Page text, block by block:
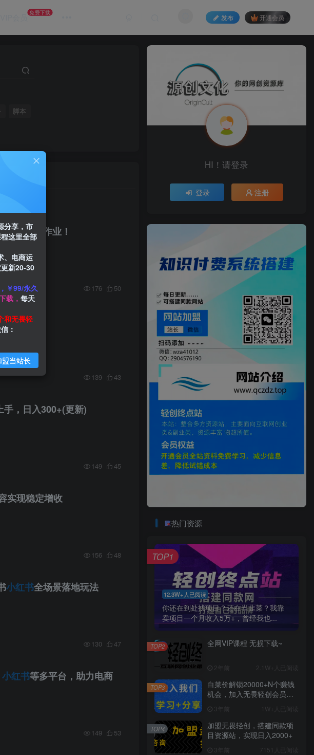
会员 免费下载
发布 开通会员
脚本
直接抄作业！
176 50
入过万
139 43
，日入300+(更新)
149 45
实现稳定增收
156 48
小红书全场景落地玩法
130 47
小红书等多平台，助力电商
149 53
HI！请登录
登录 注册
热门资源
12.3W+人已阅读
你还在到处找项目？还在当韭菜？我靠
卖项目一个月收入5万+，曾经我也...
TOP1
全网VIP课程 无损下载~
2年前 2.1W+人已阅读
TOP2
白菜价解锁20000+N个赚钱
机会，加入无畏轻创会员，
3年前 1W+人已阅读
TOP3
加盟无畏轻创，搭建同款项
目资源站，实现日入2000+
3年前 7151人已阅读
TOP4
分享，市
这里全部
、电商运
新20-30
￥99/永久
载， 每天
和无畏轻
：
盟当站长